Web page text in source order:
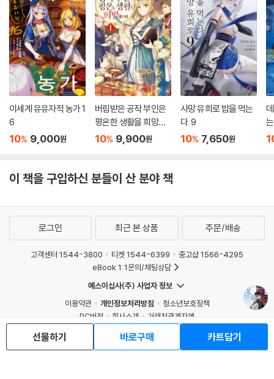
이세계 유유자적 농가 1
6
10% 9,000원
버림받은 공작 부인은
평온한 생활을 희망합
니다 1
10% 9,900원
사망 유희로 밥을 먹는
다. 9
10% 7,650원
이 책을 구입하신 분들이 산 분야 책
선물하기 바로구매 카트담기
로그인 최근 본 상품 주문/배송
고객센터 1544-3800 티켓 1544-6399
중고샵 1566-4295
eBook 1:1문의/채팅상담
예스이십사(주) 사업자 정보
이용약관
개인정보처리방침
청소년보호정책
PC버전
회사소개
거래처관계자께